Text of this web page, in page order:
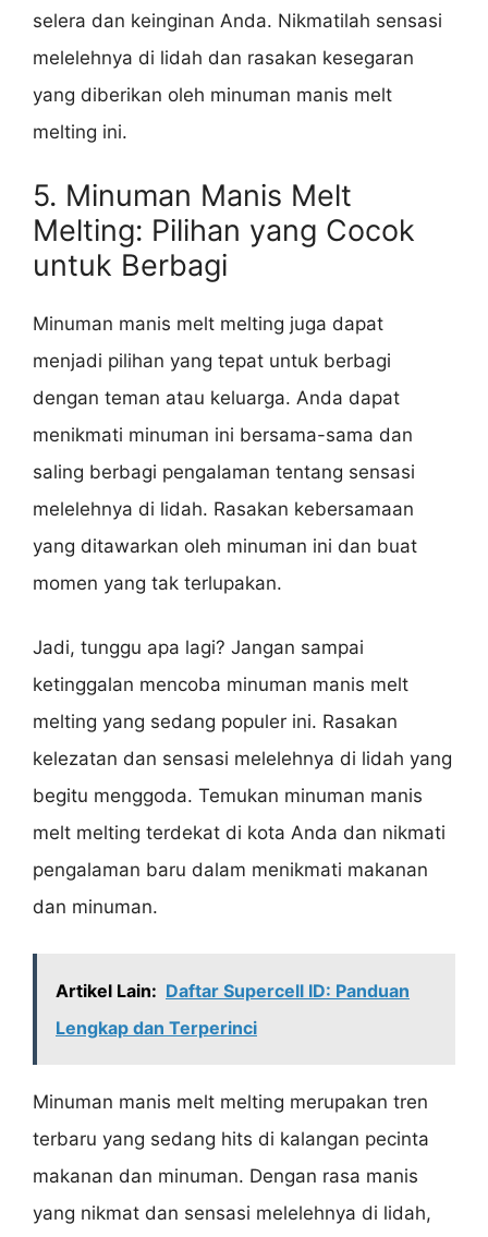
selera dan keinginan Anda. Nikmatilah sensasi
melelehnya di lidah dan rasakan kesegaran
yang diberikan oleh minuman manis melt
melting ini.
5. Minuman Manis Melt
Melting: Pilihan yang Cocok
untuk Berbagi
Minuman manis melt melting juga dapat
menjadi pilihan yang tepat untuk berbagi
dengan teman atau keluarga. Anda dapat
menikmati minuman ini bersama-sama dan
saling berbagi pengalaman tentang sensasi
melelehnya di lidah. Rasakan kebersamaan
yang ditawarkan oleh minuman ini dan buat
momen yang tak terlupakan.
Jadi, tunggu apa lagi? Jangan sampai
ketinggalan mencoba minuman manis melt
melting yang sedang populer ini. Rasakan
kelezatan dan sensasi melelehnya di lidah yang
begitu menggoda. Temukan minuman manis
melt melting terdekat di kota Anda dan nikmati
pengalaman baru dalam menikmati makanan
dan minuman.
Artikel Lain: Daftar Supercell ID: Panduan
Lengkap dan Terperinci
Minuman manis melt melting merupakan tren
terbaru yang sedang hits di kalangan pecinta
makanan dan minuman. Dengan rasa manis
yang nikmat dan sensasi melelehnya di lidah,